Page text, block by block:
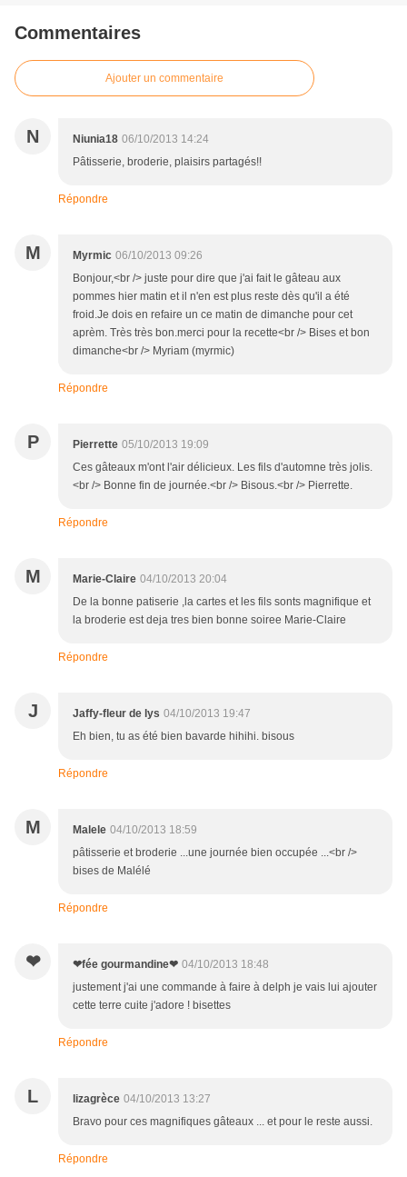
Commentaires
Ajouter un commentaire
N Niunia18 06/10/2013 14:24
Pâtisserie, broderie, plaisirs partagés!!
Répondre
M Myrmic 06/10/2013 09:26
Bonjour,<br /> juste pour dire que j'ai fait le gâteau aux
pommes hier matin et il n'en est plus reste dès qu'il a été
froid.Je dois en refaire un ce matin de dimanche pour cet
aprèm. Très très bon.merci pour la recette<br /> Bises et bon
dimanche<br /> Myriam (myrmic)
Répondre
P Pierrette 05/10/2013 19:09
Ces gâteaux m'ont l'air délicieux. Les fils d'automne très jolis.
<br /> Bonne fin de journée.<br /> Bisous.<br /> Pierrette.
Répondre
M Marie-Claire 04/10/2013 20:04
De la bonne patiserie ,la cartes et les fils sonts magnifique et
la broderie est deja tres bien bonne soiree Marie-Claire
Répondre
J Jaffy-fleur de lys 04/10/2013 19:47
Eh bien, tu as été bien bavarde hihihi. bisous
Répondre
M Malele 04/10/2013 18:59
pâtisserie et broderie ...une journée bien occupée ...<br />
bises de Malélé
Répondre
❤ ❤fée gourmandine❤ 04/10/2013 18:48
justement j'ai une commande à faire à delph je vais lui ajouter
cette terre cuite j'adore ! bisettes
Répondre
L lizagrèce 04/10/2013 13:27
Bravo pour ces magnifiques gâteaux ... et pour le reste aussi.
Répondre